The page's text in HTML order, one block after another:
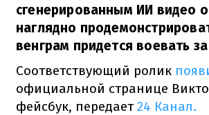
сгенерированным ИИ видео
наглядно
венграм придется воевать
Соответствующий ролик
официальной странице
фейсбук, передает24 Канал.